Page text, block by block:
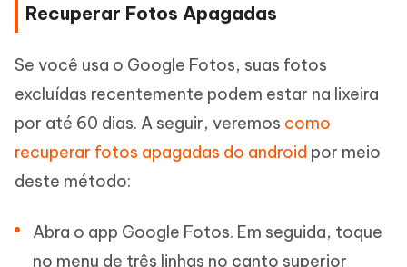
Recuperar Fotos Apagadas
Se você usa o Google Fotos, suas fotos
excluídas recentemente podem estar na lixeira
por até 60 dias. A seguir, veremos como
recuperar fotos apagadas do android por meio
deste método:
Abra o app Google Fotos. Em seguida, toque
no menu de três linhas no canto superior